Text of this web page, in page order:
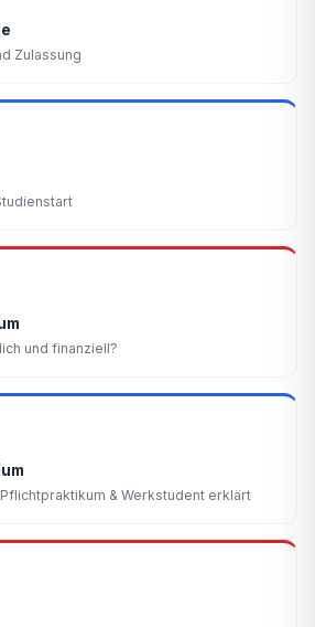
Zulassung
und finanziell?
& Werkstudent erklärt